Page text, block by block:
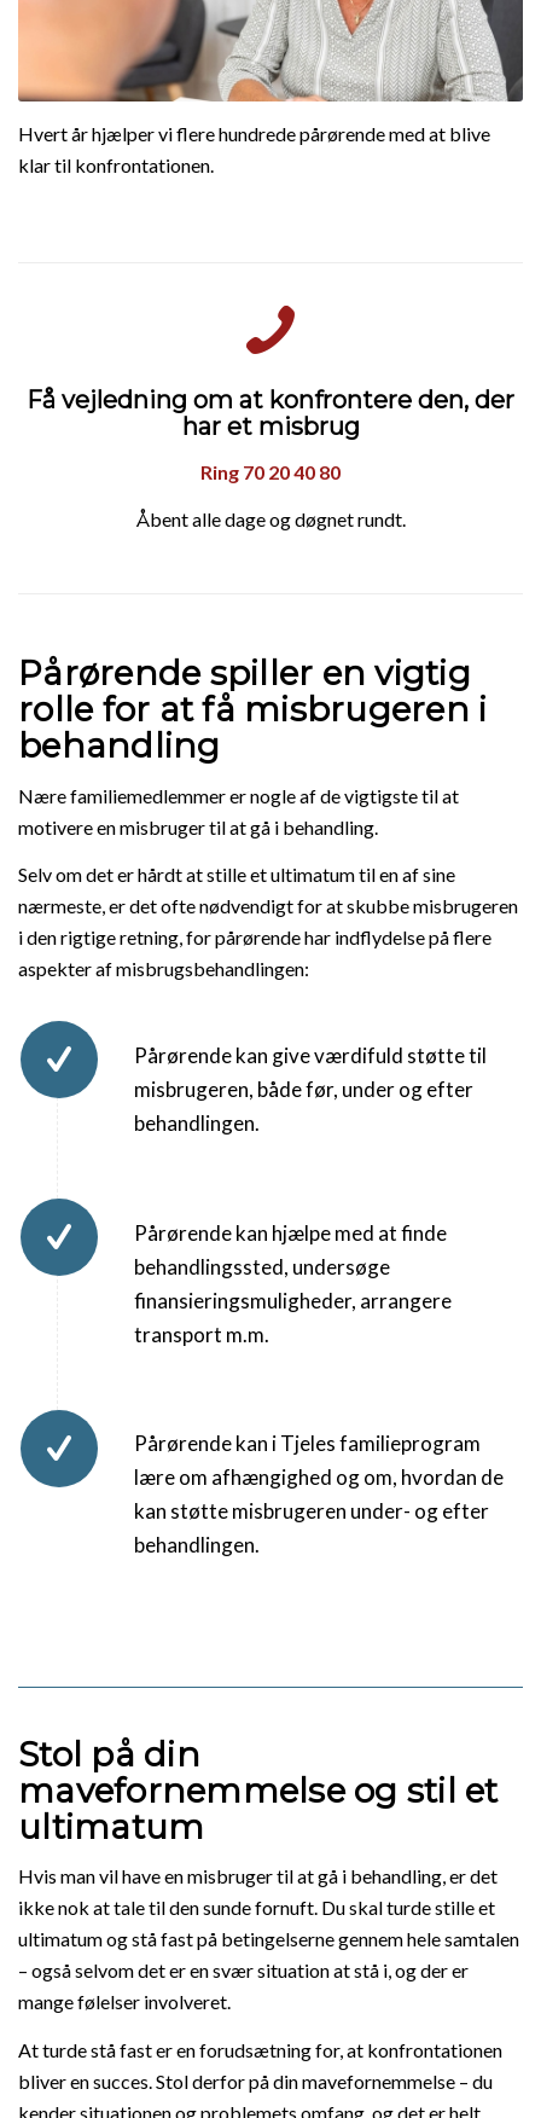
Hvert år hjælper vi flere hundrede pårørende med at blive
klar til konfrontationen.
Få vejledning om at konfrontere den, der
har et misbrug
Ring 70 20 40 80
Åbent alle dage og døgnet rundt.
Pårørende spiller en vigtig
rolle for at få misbrugeren i
behandling
Nære familiemedlemmer er nogle af de vigtigste til at
motivere en misbruger til at gå i behandling.
Selv om det er hårdt at stille et ultimatum til en af sine
nærmeste, er det ofte nødvendigt for at skubbe misbrugeren
i den rigtige retning, for pårørende har indflydelse på flere
aspekter af misbrugsbehandlingen:
Pårørende kan give værdifuld støtte til
misbrugeren, både før, under og efter
behandlingen.
Pårørende kan hjælpe med at finde
behandlingssted, undersøge
finansieringsmuligheder, arrangere
transport m.m.
Pårørende kan i Tjeles familieprogram
lære om afhængighed og om, hvordan de
kan støtte misbrugeren under- og efter
behandlingen.
Stol på din
mavefornemmelse og stil et
ultimatum
Hvis man vil have en misbruger til at gå i behandling, er det
ikke nok at tale til den sunde fornuft. Du skal turde stille et
ultimatum og stå fast på betingelserne gennem hele samtalen
– også selvom det er en svær situation at stå i, og der er
mange følelser involveret.
At turde stå fast er en forudsætning for, at konfrontationen
bliver en succes. Stol derfor på din mavefornemmelse – du
kender situationen og problemets omfang, og det er helt